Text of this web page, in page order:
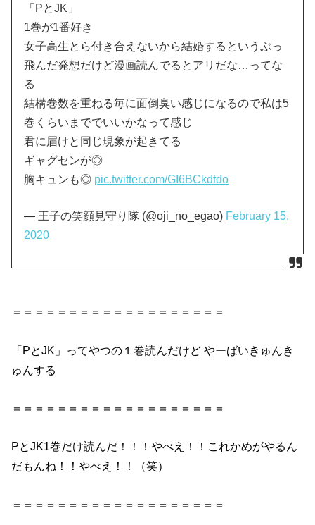
「PとJK」
1巻が1番好き
女子高生とら付き合えないから結婚するというぶっ
飛んだ発想だけど漫画読んでるとアリだな…ってな
る
結構巻数を重ねる毎に面倒臭い感じになるので私は5
巻くらいまででいいかなって感じ
君に届けと同じ現象が起きてる
ギャグセンが◎
胸キュンも◎ pic.twitter.com/GI6BCkdtdo
— 王子の笑顔見守り隊 (@oji_no_egao) February 15,
2020
＝＝＝＝＝＝＝＝＝＝＝＝＝＝＝＝＝＝＝
「P とJK 」ってやつの １巻読んだけど やーばいきゅんき
ゅんする
＝＝＝＝＝＝＝＝＝＝＝＝＝＝＝＝＝＝＝
PとJK1巻だけ読んだ ！！！やべえ！！これかめがやるん
だもんね！！やべえ！！（笑）
＝＝＝＝＝＝＝＝＝＝＝＝＝＝＝＝＝＝＝